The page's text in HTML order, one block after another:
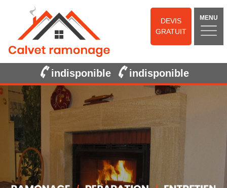
DEVIS
GRATUIT
MENU
indisponible indisponible